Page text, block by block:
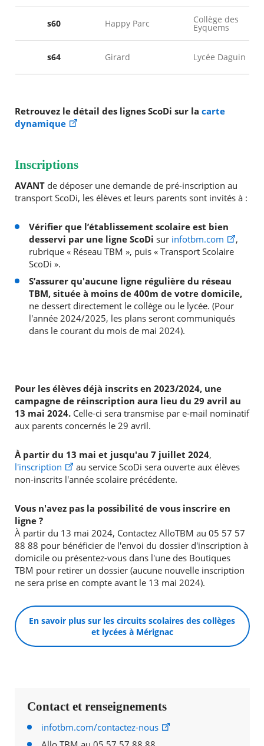
s60 Happy Parc Collège des
Eyquems
s64 Girard Lycée Daguin
Retrouvez le détail des lignes ScoDi sur la carte
dynamique
Inscriptions
AVANTde déposer une demande de pré-inscription au
transport ScoDi, les élèves et leurs parents sont invités à :
Vérifier que l’établissement scolaire est bien
desservi par une ligne ScoDi sur infotbm.com
,
rubrique « Réseau TBM », puis « Transport Scolaire
ScoDi ».
S’assurer qu'aucune ligne régulière du réseau
TBM, située à moins de 400m de votre domicile,
ne dessert directement le collège ou le lycée. (Pour
l'année 2024/2025, les plans seront communiqués
dans le courant du mois de mai 2024).
Pour les élèves déjà inscrits en 2023/2024, une
campagne de réinscription aura lieu du 29 avril au
13 mai 2024. Celle-ci sera transmise par e-mail nominatif
aux parents concernés le 29 avril.
À partir du 13 mai et jusqu'au 7 juillet 2024,
l'inscription
au service ScoDi sera ouverte aux élèves
non-inscrits l'année scolaire précédente.
Vous n'avez pas la possibilité de vous inscrire en
ligne ?
À partir du 13 mai 2024, Contactez AlloTBM au 05 57 57
88 88 pour bénéficier de l'envoi du dossier d'inscription à
domicile ou présentez-vous dans l'une des Boutiques
TBM pour retirer un dossier (aucune nouvelle inscription
ne sera prise en compte avant le 13 mai 2024).
En savoir plus sur les circuits scolaires des collèges
et lycées à Mérignac
Contact et renseignements
infotbm.com/contactez-nous